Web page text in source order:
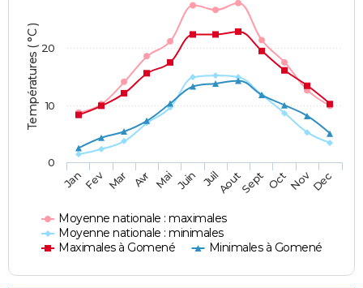
Températures ( °C )
Moyenne nationale : maximales
Moyenne nationale : minimales
Maximales à Gomené
Minimales à Gomené
JanFev Mar Avr Mai Juin JuilAoutSept OctNovDec
0
10
20